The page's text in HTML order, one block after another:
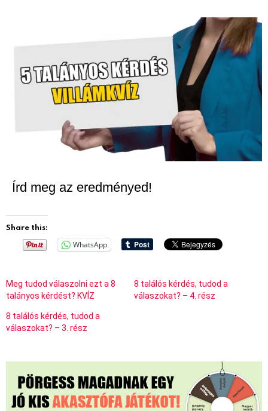
Írd meg az eredményed!
Share this:
WhatsApp
Meg tudod válaszolni ezt a 8
talányos kérdést? KVÍZ
8 találós kérdés, tudod a
válaszokat? – 4. rész
8 találós kérdés, tudod a
válaszokat? – 3. rész